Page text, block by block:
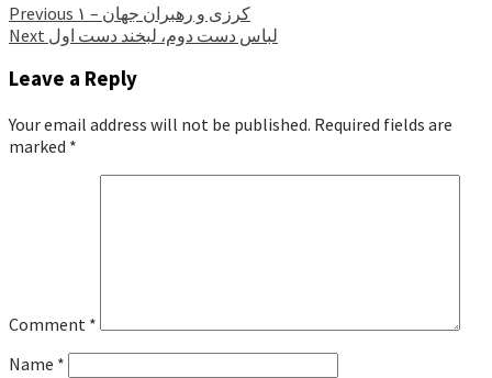
Previous
کرزی و رهبران جهان – ۱
Next لباس دست دوم، لبخند دست اول
Leave a Reply
Your email address will not be published. Required fields are
marked *
Comment *
Name *